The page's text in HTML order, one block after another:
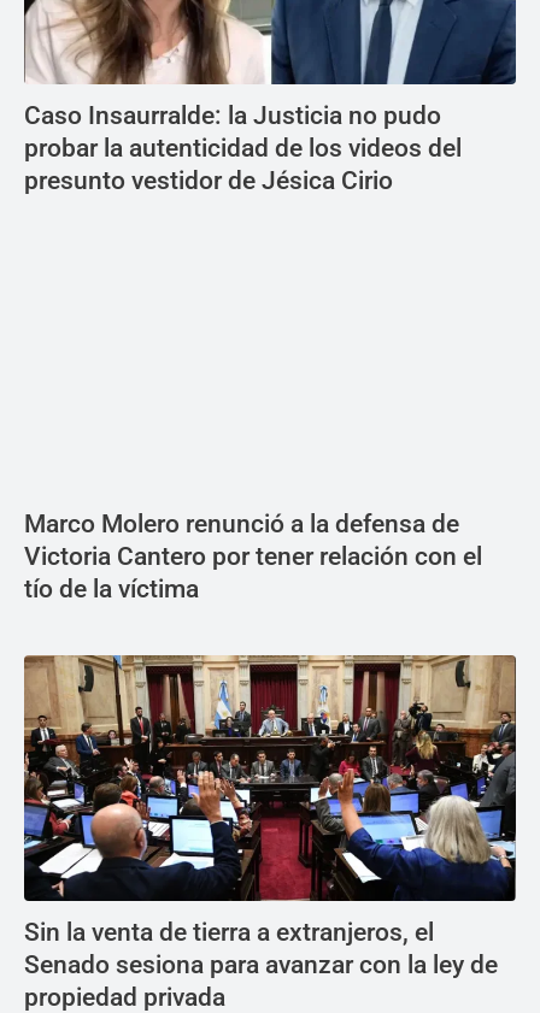
Caso Insaurralde: la Justicia no pudo
probar la autenticidad de los videos del
presunto vestidor de Jésica Cirio
Marco Molero renunció a la defensa de
Victoria Cantero por tener relación con el
tío de la víctima
Sin la venta de tierra a extranjeros, el
Senado sesiona para avanzar con la ley de
propiedad privada